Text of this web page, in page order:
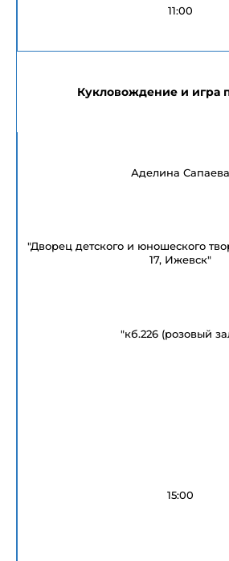
11:00
Кукловождение и игра
Аделина Сапаева
"Дворец детского и юношеского
17, Ижевск"
"кб.226 (розовый
15:00